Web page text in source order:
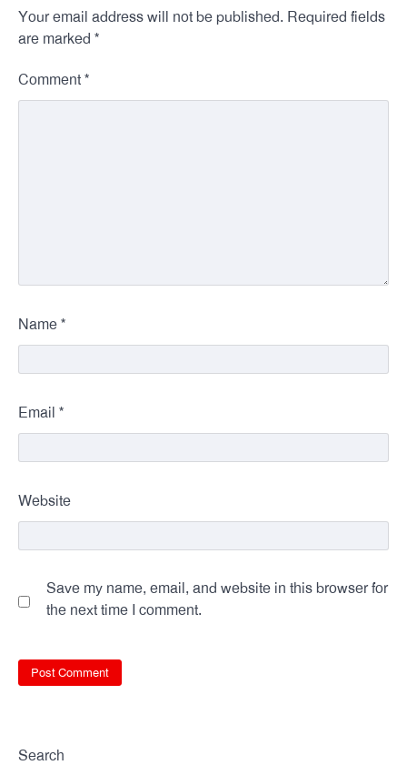
Your email address will not be published. Required fields
are marked *
Comment *
Name *
Email *
Website
Save my name, email, and website in this browser for
the next time I comment.
Search